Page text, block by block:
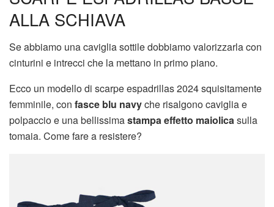
ALLA SCHIAVA
Se abbiamo una caviglia sottile dobbiamo valorizzarla con
cinturini e intrecci che la mettano in primo piano.
Ecco un modello di scarpe espadrillas 2024 squisitamente
femminile, con fasce blu navyche risalgono caviglia e
polpaccio e una bellissimastampa effetto maiolicasulla
tomaia. Come fare a resistere?